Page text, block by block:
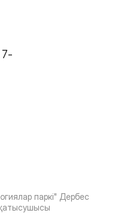
7-
паркі" Дербес